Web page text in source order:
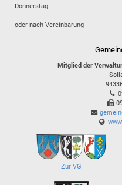
Donnerstag
oder nach Vereinbarung
Mitglied der
Zur VG